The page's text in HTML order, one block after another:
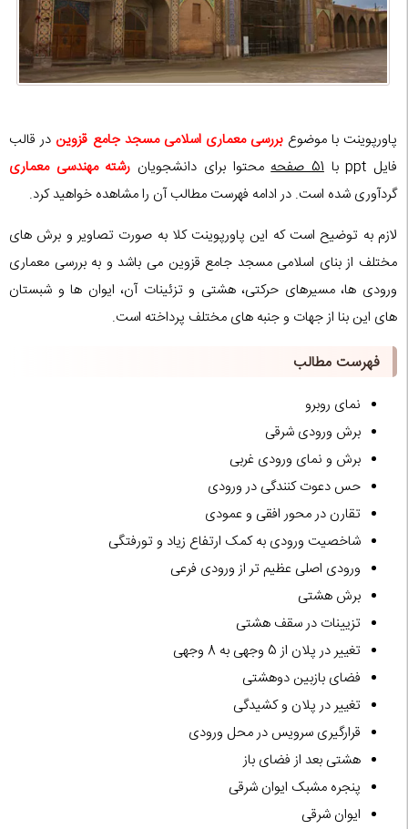
پاورپوینت با موضوع بررسی معماری اسلامی مسجد جامع قزویندر قالب
فایل ppt با
51 صفحه محتوا برای دانشجویان رشته مهندسی معماری
گردآوری شده است. در ادامه فهرست مطالب آن را مشاهده خواهید کرد.
لازم به توضیح است که این پاورپوینت کلا به صورت تصاویر و برش های
مختلف از بنای اسلامی مسجد جامع قزوین می باشد و به بررسی معماری
ورودی ها، مسیرهای حرکتی، هشتی و تزئینات آن، ایوان ها و شبستان
های این بنا از جهات و جنبه های مختلف پرداخته است.
فهرست مطالب
نمای روبرو
برش ورودی شرقی
برش و نمای ورودی غربی
حس دعوت کنندگی در ورودی
تقارن در محور افقی و عمودی
شاخصیت ورودی به کمک ارتفاع زیاد و تورفتگی
ورودی اصلی عظیم تر از ورودی فرعی
برش هشتی
تزیینات در سقف هشتی
تغییر در پلان از 5 وجهی به 8 وجهی
فضای بازبین دوهشتی
تغییر در پلان و کشیدگی
قرارگیری سرویس در محل ورودی
هشتی بعد از فضای باز
پنجره مشبک ایوان شرقی
ایوان شرقی